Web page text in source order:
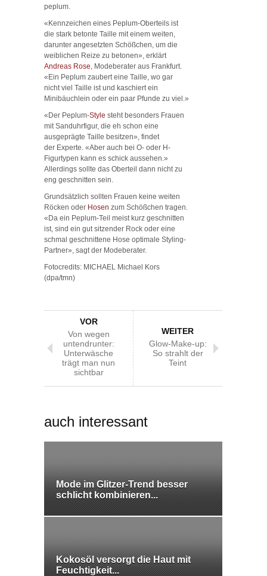
peplum.
«Kennzeichen eines Peplum-Oberteils ist
die stark betonte Taille mit einem weiten,
darunter angesetzten Schößchen, um die
weiblichen Reize zu betonen», erklärt
Andreas Rose , Modeberater aus Frankfurt.
«Ein Peplum zaubert eine Taille, wo gar
nicht viel Taille ist und kaschiert ein
Minibäuchlein oder ein paar Pfunde zu viel.»
«Der Peplum-Style steht besonders Frauen
mit Sanduhrfigur, die eh schon eine
ausgeprägte Taille besitzen», findet
der Experte. «Aber auch bei O- oder H-
Figurtypen kann es schick aussehen.»
Allerdings sollte das Oberteil dann nicht zu
eng geschnitten sein.
Grundsätzlich sollten Frauen keine weiten
Röcken oder Hosen zum Schößchen tragen.
«Da ein Peplum-Teil meist kurz geschnitten
ist, sind ein gut sitzender Rock oder eine
schmal geschnittene Hose optimale Styling-
Partner», sagt der Modeberater.
Fotocredits: MICHAEL Michael Kors
(dpa/tmn)
VOR
Von wegen
untendrunter:
Unterwäsche
trägt man nun
sichtbar
WEITER
Glow-Make-up:
So strahlt der
Teint
auch interessant
Mode im Glitzer-Trend besser
schlicht kombinieren...
Kokosöl versorgt die Haut mit
Feuchtigkeit...